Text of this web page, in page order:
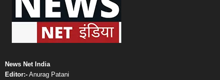
News Net India
Editor:- Anurag Patani